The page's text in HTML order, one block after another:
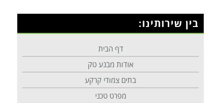
בין שירותינו:
דף הבית
אודות מבנע טק
בתים צמודי קרקע
מפרט טכני